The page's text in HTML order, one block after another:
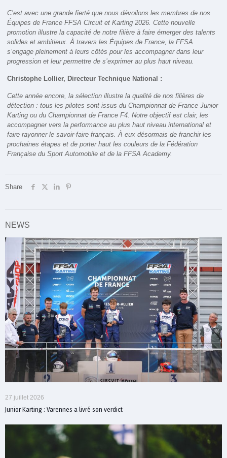
C’est avec une grande fierté que nous dévoilons les membres de nos
Équipes de France FFSA Circuit et Karting 2026. Cette nouvelle
promotion illustre la capacité de notre filière à faire émerger des talents
solides et ambitieux. À travers les Équipes de France, la FFSA
s’engage pleinement à leurs côtés pour les accompagner dans leur
progression et leur permettre de s’exprimer au plus haut niveau.
Christophe Lollier, Directeur Technique National :
Cette année encore, la sélection illustre la qualité de nos filières de
détection : tous les pilotes sont issus du Championnat de France Junior
Karting ou du Championnat de France F4. Notre objectif est clair, les
accompagner vers la performance au plus haut niveau international et
faire rayonner le savoir-faire français. À eux désormais de franchir les
prochaines étapes et de porter haut les couleurs de la Fédération
Française du Sport Automobile et de la FFSA Academy.
Share
NEWS
27 juillet 2026
Junior Karting : Varennes a livré son verdict